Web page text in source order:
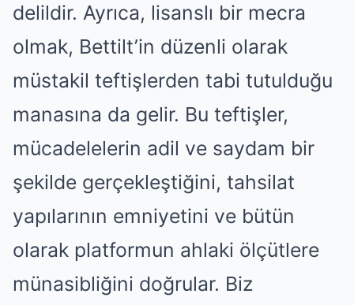
delildir. Ayrıca, lisanslı bir mecra
olmak, Bettilt’in düzenli olarak
müstakil teftişlerden tabi tutulduğu
manasına da gelir. Bu teftişler,
mücadelelerin adil ve saydam bir
şekilde gerçekleştiğini, tahsilat
yapılarının emniyetini ve bütün
olarak platformun ahlaki ölçütlere
münasibliğini doğrular. Biz